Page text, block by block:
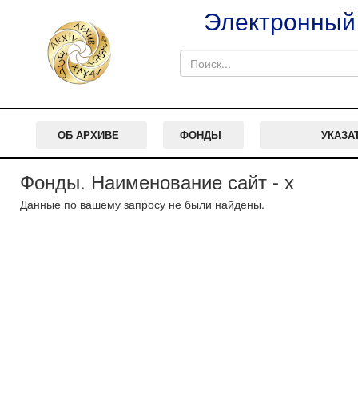
ОБ АРХИВЕ ФОНДЫ
Фонды. Наименование сайт - х
Данные по вашему запросу не были найдены.